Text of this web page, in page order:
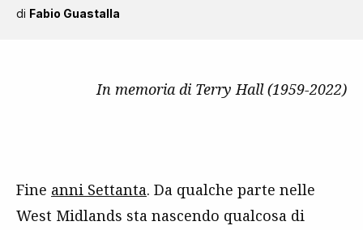
di Fabio Guastalla
In memoria di Terry Hall (1959-2022)
Fine anni Settanta. Da qualche parte nelle
West Midlands sta nascendo qualcosa di